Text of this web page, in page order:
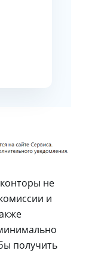
не
и
получить